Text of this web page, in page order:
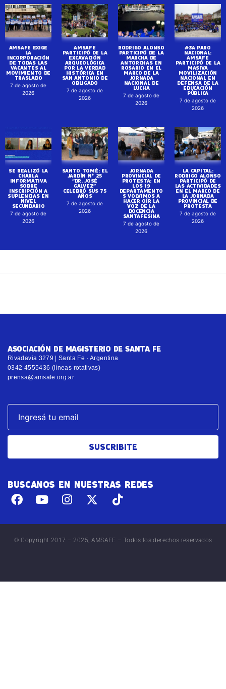
AMSAFE EXIGE
LA
INCORPORACIÓN
DE TODAS LAS
VACANTES AL
MOVIMIENTO DE
TRASLADO
7 de agosto de
2026
AMSAFE
PARTICIPÓ DE LA
EXCAVACIÓN
ARQUEOLÓGICA
POR LA VERDAD
HISTÓRICA EN
SAN ANTONIO DE
OBLIGADO
7 de agosto de
2026
RODRIGO ALONSO
PARTICIPÓ DE LA
MARCHA DE
ANTORCHAS EN
ROSARIO EN EL
MARCO DE LA
JORNADA
NACIONAL DE
LUCHA
7 de agosto de
2026
#3A PARO
NACIONAL:
AMSAFE
PARTICIPÓ DE LA
MASIVA
MOVILIZACIÓN
NACIONAL EN
DEFENSA DE LA
EDUCACIÓN
PÚBLICA
7 de agosto de
2026
SE REALIZÓ LA
CHARLA
INFORMATIVA
SOBRE
INSCRIPCIÓN A
SUPLENCIAS EN
NIVEL
SECUNDARIO
7 de agosto de
2026
SANTO TOMÉ: EL
JARDÍN N° 25
“DR. JOSÉ
GALVEZ”
CELEBRÓ SUS 75
AÑOS
7 de agosto de
2026
JORNADA
PROVINCIAL DE
PROTESTA: EN
LOS 19
DEPARTAMENTO
S VOLVIMOS A
HACER OÍR LA
VOZ DE LA
DOCENCIA
SANTAFESINA
7 de agosto de
2026
LA CAPITAL:
RODRIGO ALONSO
PARTICIPÓ DE
LAS ACTIVIDADES
EN EL MARCO DE
LA JORNADA
PROVINCIAL DE
PROTESTA
7 de agosto de
2026
ASOCIACIÓN DE MAGISTERIO DE SANTA FE
Rivadavia 3279 | Santa Fe · Argentina
0342 4555436 (líneas rotativas)
prensa@amsafe.org.ar
SUSCRIBITE
BUSCANOS EN NUESTRAS REDES
© Copyright 2017 – 2025, AMSAFE – Todos los derechos reservados